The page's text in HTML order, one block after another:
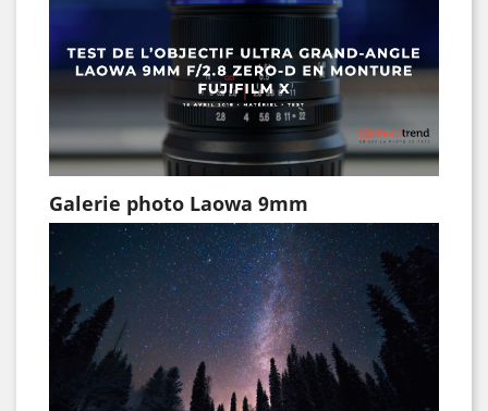
Galerie photo Laowa 9mm